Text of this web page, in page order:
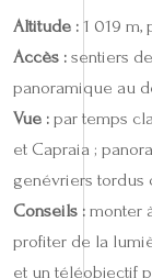
Altitude : 1 019 m,
Accès : sentiers
panoramique au
Vue : par temps
et Capraia ;
genévriers tordus
Conseils : monter
profiter de la
et un téléobjectif